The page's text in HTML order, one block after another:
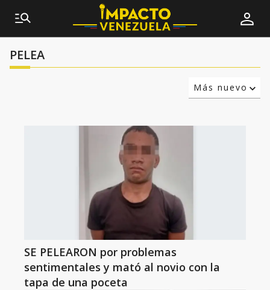
PELEA
Más nuevo
SE PELEARON por problemas
sentimentales y mató al novio con la
tapa de una poceta